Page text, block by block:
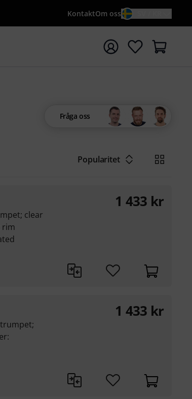
KontaktOm oss
med söktermen {searchTerm}
Fråga oss
Popularitet
clear
rim
1 433 kr
1 433 kr